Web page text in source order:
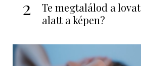
2
Te megtalálod a
alatt a képen?